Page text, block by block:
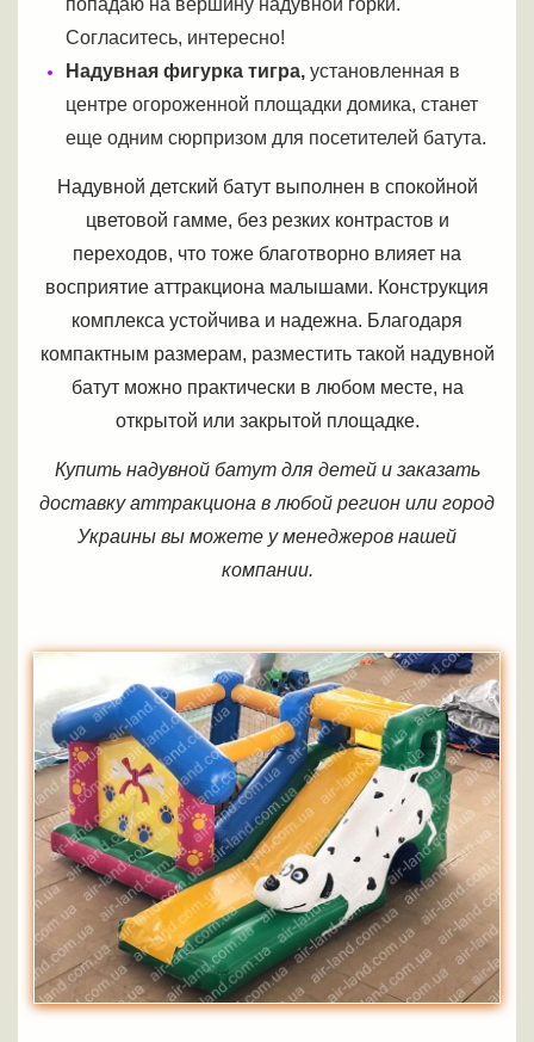
попадаю на вершину надувной горки.
Согласитесь, интересно!
Надувная фигурка тигра, установленная в
центре огороженной площадки домика, станет
еще одним сюрпризом для посетителей батута.
Надувной детский батут выполнен в спокойной
цветовой гамме, без резких контрастов и
переходов, что тоже благотворно влияет на
восприятие аттракциона малышами. Конструкция
комплекса устойчива и надежна. Благодаря
компактным размерам, разместить такой надувной
батут можно практически в любом месте, на
открытой или закрытой площадке.
Купить надувной батут для детей и заказать
доставку аттракциона в любой регион или город
Украины вы можете у менеджеров нашей
компании.